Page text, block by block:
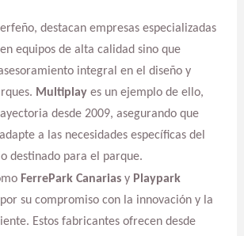
destacan empresas especializadas
equipos de alta calidad sino que
integral en el diseño y
Multiplayes un ejemplo de ello,
desde 2009, asegurando que
a las necesidades específicas del
destinado para el parque.
FerrePark Canariasy Playpark
su compromiso con la innovación y la
Estos fabricantes ofrecen desde